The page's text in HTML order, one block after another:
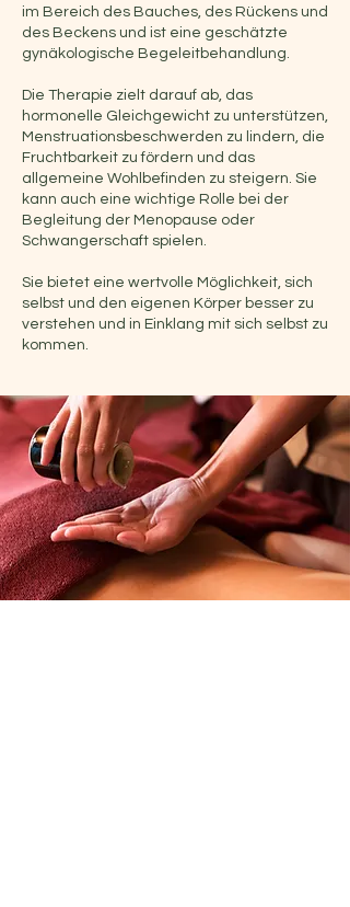
im Bereich des Bauches, des Rückens und
des Beckens und ist eine geschätzte
gynäkologische Begeleitbehandlung.
Die Therapie zielt darauf ab, das
hormonelle Gleichgewicht zu unterstützen,
Menstruationsbeschwerden zu lindern, die
Fruchtbarkeit zu fördern und das
allgemeine Wohlbefinden zu steigern. Sie
kann auch eine wichtige Rolle bei der
Begleitung der Menopause oder
Schwangerschaft spielen.
Sie bietet eine wertvolle Möglichkeit, sich
selbst und den eigenen Körper besser zu
verstehen und in Einklang mit sich selbst zu
kommen.